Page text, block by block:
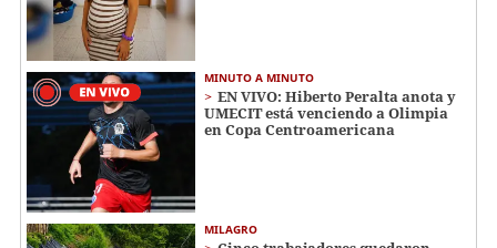
MINUTO A MINUTO
EN VIVO: Hiberto Peralta anota y
UMECIT está venciendo a Olimpia
en Copa Centroamericana
MILAGRO